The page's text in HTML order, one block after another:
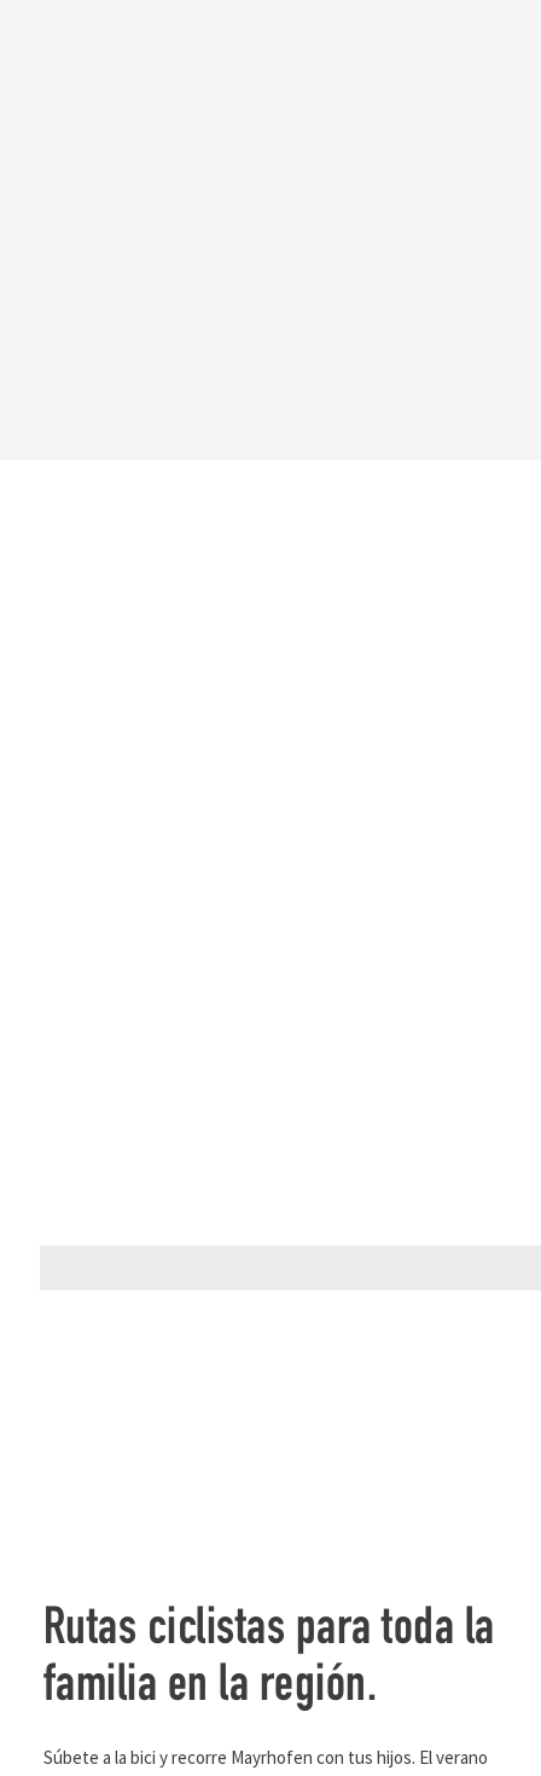
Rutas ciclistas para toda la
familia en la región.
Súbete a la bici y recorre Mayrhofen con tus hijos. El verano